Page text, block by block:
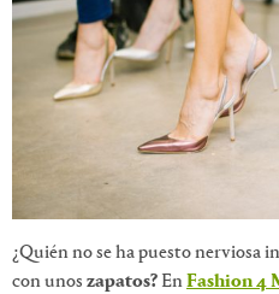
¿Quién no se ha puesto nerviosa
con unos zapatos? EnFashion 4